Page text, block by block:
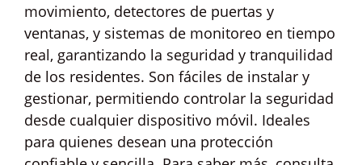
movimiento, detectores de puertas y
ventanas, y sistemas de monitoreo en tiempo
real, garantizando la seguridad y tranquilidad
de los residentes. Son fáciles de instalar y
gestionar, permitiendo controlar la seguridad
desde cualquier dispositivo móvil. Ideales
para quienes desean una protección